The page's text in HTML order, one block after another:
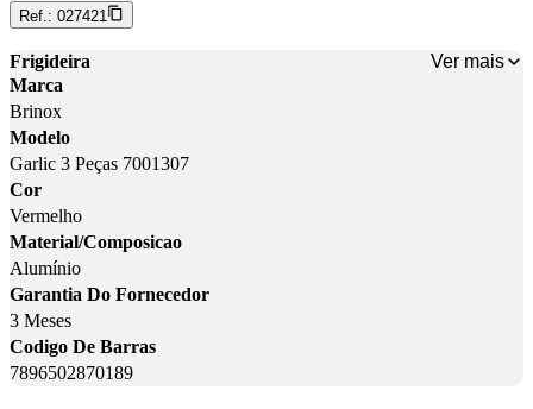
Ref.: 027421
Frigideira
Ver mais
Marca
Brinox
Modelo
Garlic 3 Peças 7001307
Cor
Vermelho
Material/Composicao
Alumínio
Garantia Do Fornecedor
3 Meses
Codigo De Barras
7896502870189